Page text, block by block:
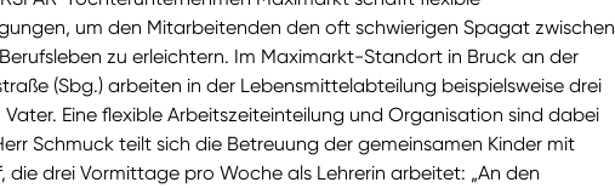
um den Mitarbeitenden den oft schwierigen Spagat zwischen
zu erleichtern. Im Maximarkt-Standort in Bruck an der
(Sbg.) arbeiten in der Lebensmittelabteilung beispielsweise drei
Eine flexible Arbeitszeiteinteilung und Organisation sind dabei
Schmuck teilt sich die Betreuung der gemeinsamen Kinder mit
die drei Vormittage pro Woche als Lehrerin arbeitet: „An den